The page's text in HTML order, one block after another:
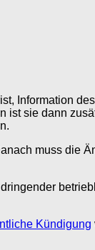
Information des
sie dann
muss die
Kündigung